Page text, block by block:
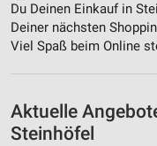
Du Deinen Einkauf in
Deiner nächsten
Viel Spaß beim Online
Aktuelle
Steinhöfel